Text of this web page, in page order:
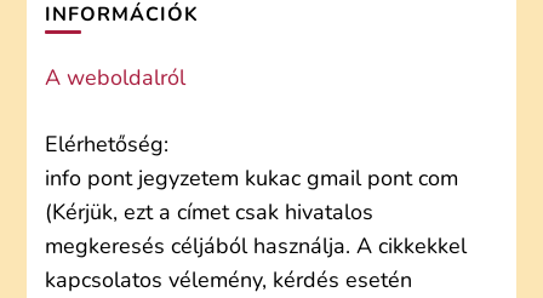
INFORMÁCIÓK
A weboldalról
Elérhetőség:
info pont jegyzetem kukac gmail pont com
(Kérjük, ezt a címet csak hivatalos
megkeresés céljából használja. A cikkekkel
kapcsolatos vélemény, kérdés esetén